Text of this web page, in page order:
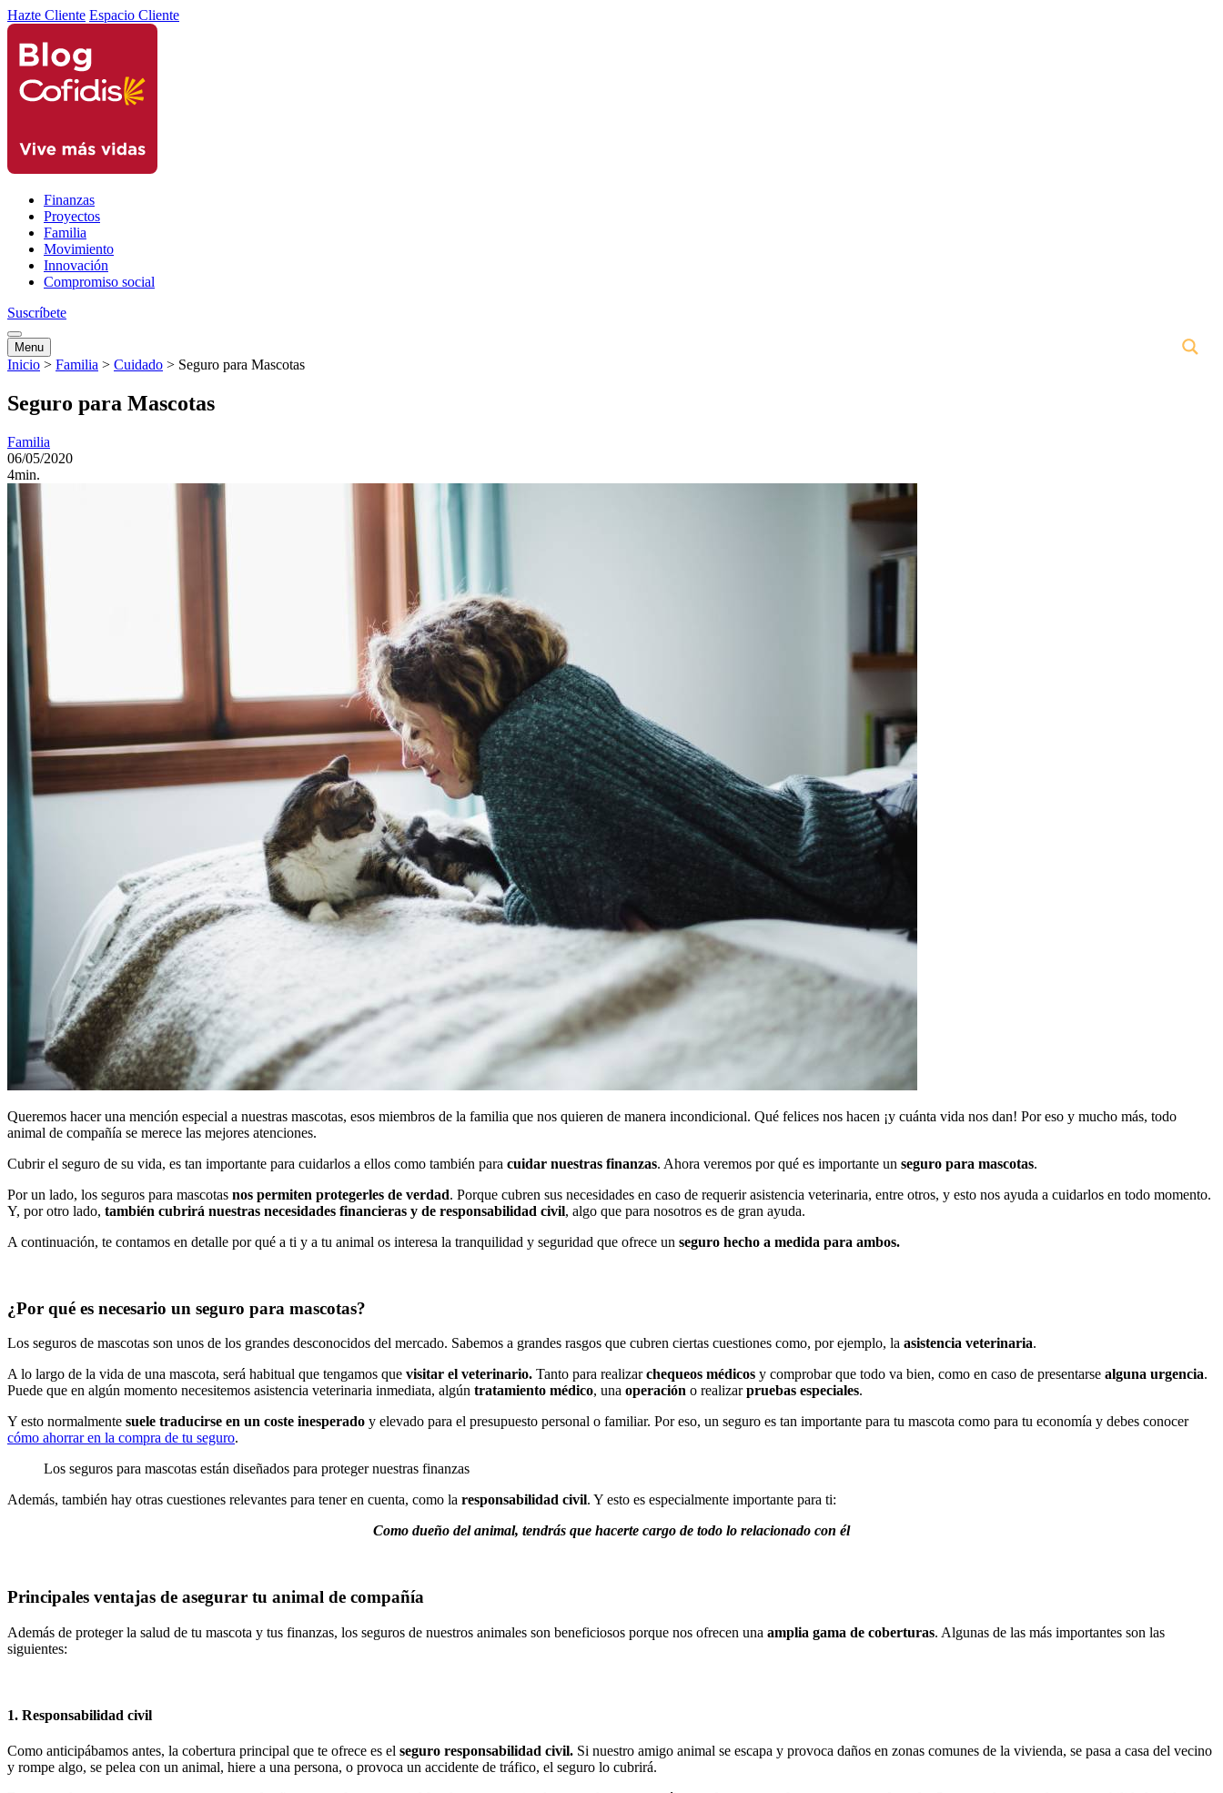
Hazte Cliente Espacio Cliente
Finanzas
Proyectos
Familia
Movimiento
Innovación
Compromiso social
Suscríbete
Menu
Inicio > Familia > Cuidado > Seguro para Mascotas
Seguro para Mascotas
Familia
06/05/2020
4min.
Queremos hacer una mención especial a nuestras mascotas, esos miembros de la familia que nos quieren de manera incondicional. Qué felices nos hacen ¡y cuánta vida nos dan! Por eso y mucho más, todo
animal de compañía se merece las mejores atenciones.
Cubrir el seguro de su vida, es tan importante para cuidarlos a ellos como también para cuidar nuestras finanzas. Ahora veremos por qué es importante un seguro para mascotas.
Por un lado, los seguros para mascotas nos permiten protegerles de verdad. Porque cubren sus necesidades en caso de requerir asistencia veterinaria, entre otros, y esto nos ayuda a cuidarlos en todo momento.
Y, por otro lado, también cubrirá nuestras necesidades financieras y de responsabilidad civil, algo que para nosotros es de gran ayuda.
A continuación, te contamos en detalle por qué a ti y a tu animal os interesa la tranquilidad y seguridad que ofrece un seguro hecho a medida para ambos.
¿Por qué es necesario un seguro para mascotas?
Los seguros de mascotas son unos de los grandes desconocidos del mercado. Sabemos a grandes rasgos que cubren ciertas cuestiones como, por ejemplo, la asistencia veterinaria.
A lo largo de la vida de una mascota, será habitual que tengamos que visitar el veterinario. Tanto para realizarchequeos médicos y comprobar que todo va bien, como en caso de presentarse alguna urgencia.
Puede que en algún momento necesitemos asistencia veterinaria inmediata, algún tratamiento médico, una operación o realizarpruebas especiales.
Y esto normalmente suele traducirse en un coste inesperado y elevado para el presupuesto personal o familiar. Por eso, un seguro es tan importante para tu mascota como para tu economía y debes conocer
cómo ahorrar en la compra de tu seguro.
Los seguros para mascotas están diseñados para proteger nuestras finanzas
Además, también hay otras cuestiones relevantes para tener en cuenta, como la responsabilidad civil. Y esto es especialmente importante para ti:
Como dueño del animal, tendrás que hacerte cargo de todo lo relacionado con él
Principales ventajas de asegurar tu animal de compañía
Además de proteger la salud de tu mascota y tus finanzas, los seguros de nuestros animales son beneficiosos porque nos ofrecen una amplia gama de coberturas. Algunas de las más importantes son las
siguientes:
1. Responsabilidad civil
Como anticipábamos antes, la cobertura principal que te ofrece es el seguro responsabilidad civil. Si nuestro amigo animal se escapa y provoca daños en zonas comunes de la vivienda, se pasa a casa del vecino
y rompe algo, se pelea con un animal, hiere a una persona, o provoca un accidente de tráfico, el seguro lo cubrirá.